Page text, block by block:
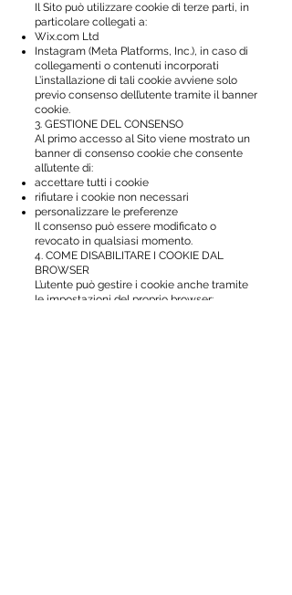
Il Sito può utilizzare cookie di terze parti, in
particolare collegati a:
Wix.com Ltd
Instagram (Meta Platforms, Inc.), in caso di
collegamenti o contenuti incorporati
L’installazione di tali cookie avviene solo
previo consenso dell’utente tramite il banner
cookie.
3. GESTIONE DEL CONSENSO
Al primo accesso al Sito viene mostrato un
banner di consenso cookie che consente
all’utente di:
accettare tutti i cookie
rifiutare i cookie non necessari
personalizzare le preferenze
Il consenso può essere modificato o
revocato in qualsiasi momento.
4. COME DISABILITARE I COOKIE DAL
BROWSER
L’utente può gestire i cookie anche tramite
le impostazioni del proprio browser: